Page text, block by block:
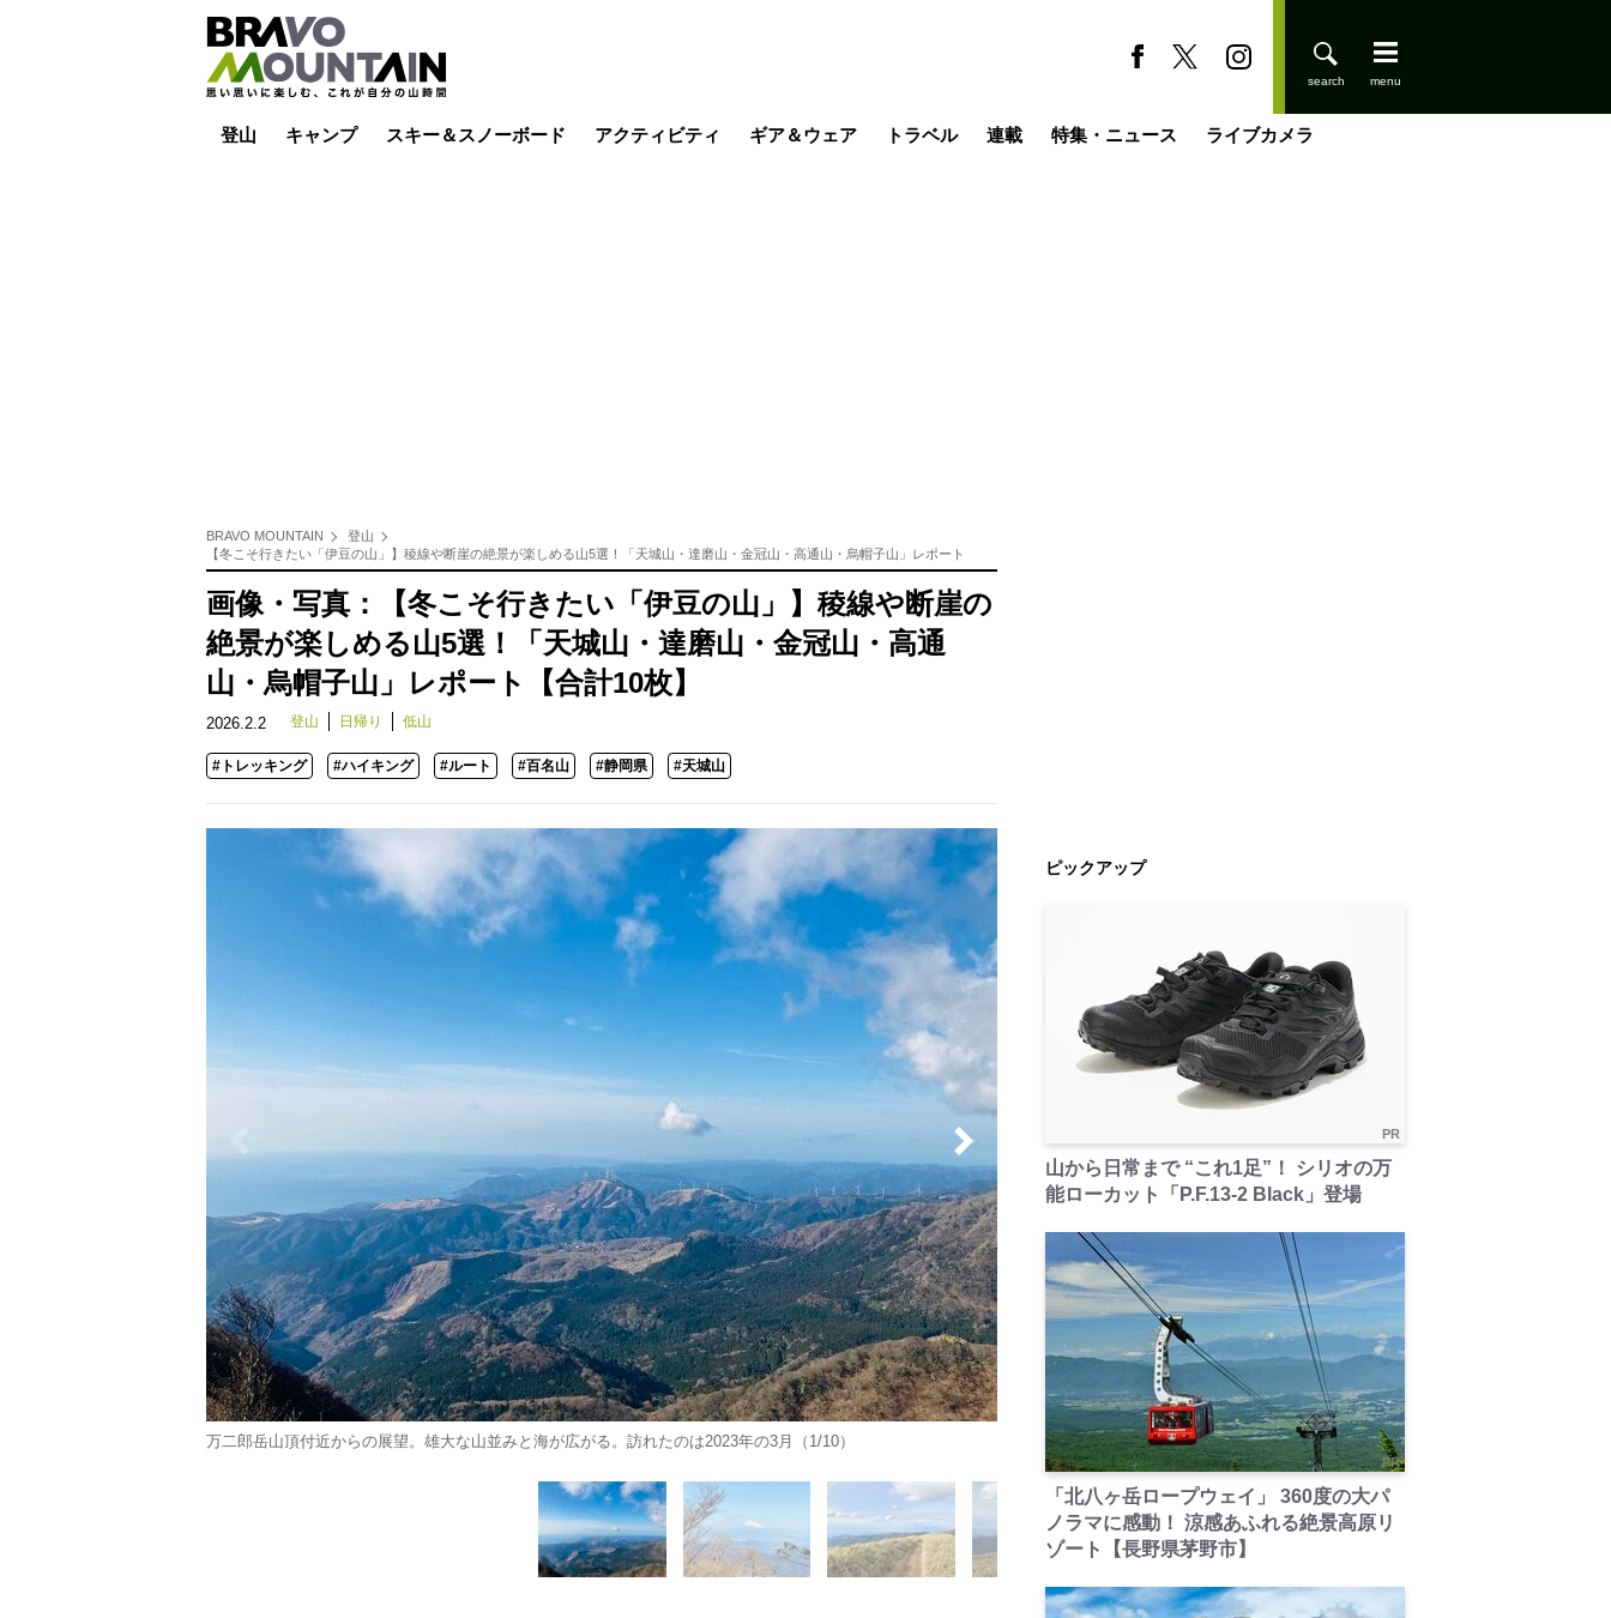
登山 キャンプ スキー＆スノーボード アクティビティ ギア＆ウェア トラベル 連載 特集・ニュース ライブカメラ
BRAVO MOUNTAIN
登山
【冬こそ行きたい「伊豆の山」】稜線や断崖の絶景が楽しめる山5選！「天城山・達磨山・金冠山・高通山・烏帽子山」レポート
画像・写真：【冬こそ行きたい「伊豆の山」】稜線や断崖の
絶景が楽しめる山5選！「天城山・達磨山・金冠山・高通
山・烏帽子山」レポート【合計10枚】
2026.2.2 登山 日帰り 低山
#トレッキング #ハイキング #ルート #百名山 #静岡県 #天城山
万二郎岳山頂付近からの展望。雄大な山並みと海が広がる。訪れたのは2023年の3月（1/10）
ピックアップ
PR
山から日常まで “これ1足”！ シリオの万
能ローカット「P.F.13-2 Black」登場
PR
「北八ヶ岳ロープウェイ」 360度の大パ
ノラマに感動！ 涼感あふれる絶景高原リ
ゾート【長野県茅野市】